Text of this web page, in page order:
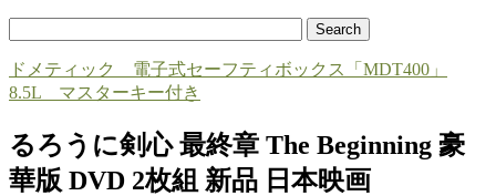
ドメティック 電子式セーフティボックス「MDT400」
8.5L マスターキー付き
るろうに剣心 最終章 The Beginning 豪
華版 DVD 2枚組 新品 日本映画